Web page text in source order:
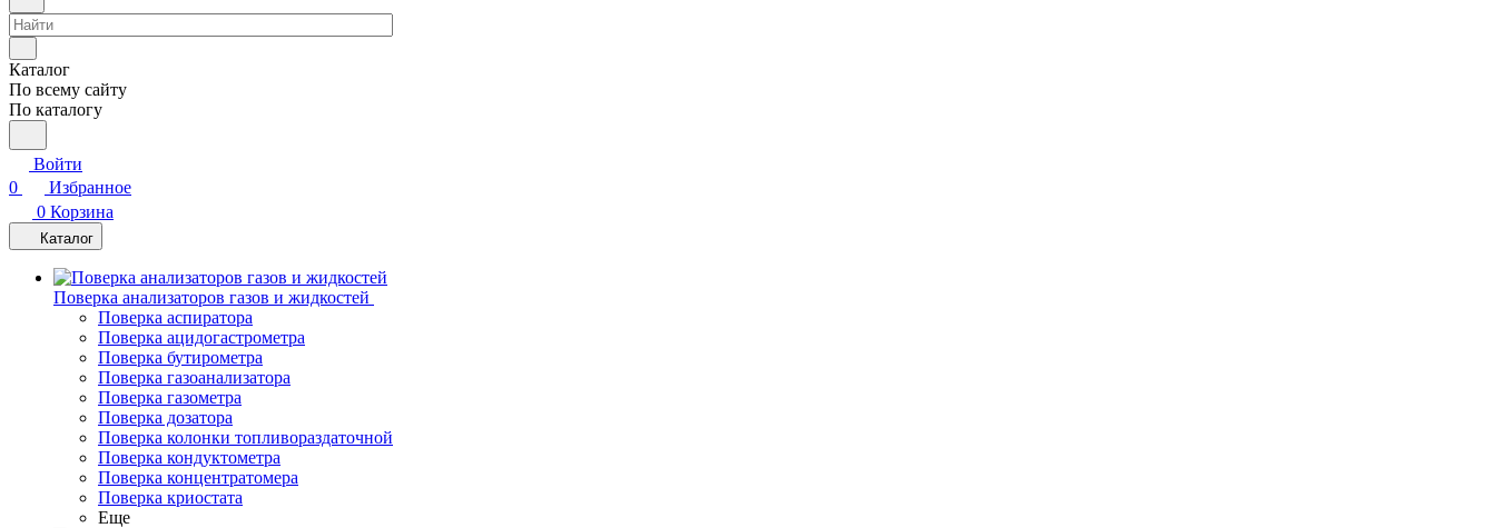
Каталог
По всему сайту
По каталогу
Войти
0
Избранное
0 Корзина
Каталог
Поверка анализаторов газов и жидкостей
Поверка аспиратора
Поверка ацидогастрометра
Поверка бутирометра
Поверка газоанализатора
Поверка газометра
Поверка дозатора
Поверка колонки топливораздаточной
Поверка кондуктометра
Поверка концентратомера
Поверка криостата
Еще